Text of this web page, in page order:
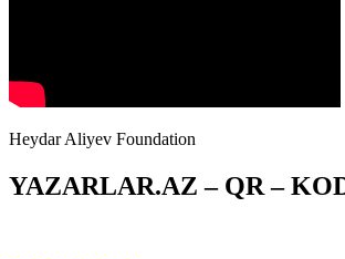
Heydar Aliyev Foundation
YAZARLAR.AZ – QR –